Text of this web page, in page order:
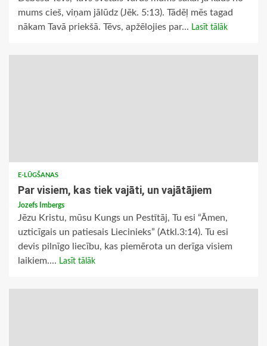
mums cieš, viņam jālūdz (Jēk. 5:13). Tādēļ mēs tagad
nākam Tavā priekšā. Tēvs, apžēlojies par... Lasīt tālāk
E-LŪGŠANAS
Par visiem, kas tiek vajāti, un vajātājiem
Jozefs Imbergs
Jēzu Kristu, mūsu Kungs un Pestītāj, Tu esi “Āmen,
uzticīgais un patiesais Liecinieks” (Atkl.3:14). Tu esi
devis pilnīgo liecību, kas piemērota un derīga visiem
laikiem.... Lasīt tālāk